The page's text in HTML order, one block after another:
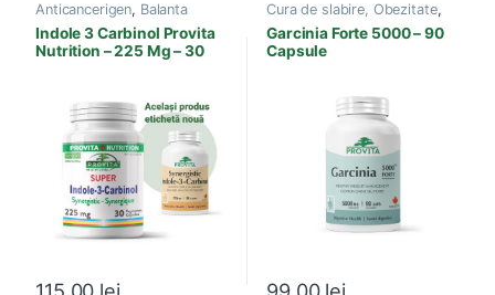
Anticancerigen, Balanta
Hormonala, Boli Venerice,
Produse Provita Nutrition
Indole 3 Carbinol Provita
Nutrition – 225 Mg – 30
Cura de slabire, Obezitate,
Produse Provita Nutrition
Garcinia Forte 5000 – 90
Capsule